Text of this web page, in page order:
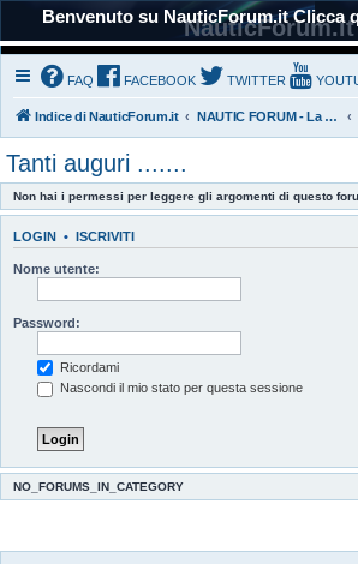
Benvenuto su NauticForum.it Clicca
NauticForum.it
FAQ FACEBOOK TWITTER
Indice di NauticForum.it NAUTIC FORUM - La nostra Comunità
Tanti auguri .......
Non hai i permessi per leggere gli argomenti di questo
LOGIN • ISCRIVITI
Nome utente:
Password:
Ricordami
Nascondi il mio stato per questa sessione
NO_FORUMS_IN_CATEGORY